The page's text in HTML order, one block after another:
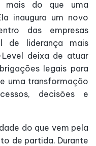
mais do que uma
inaugura um novo
das empresas
de liderança mais
deixa de atuar
legais para
uma transformação
decisões e
do que vem pela
de partida. Durante